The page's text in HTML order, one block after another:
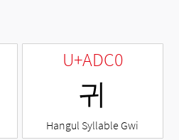
U+ADC0
귀
Hangul Syllable Gwi